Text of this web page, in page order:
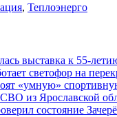
, Теплоэнерго
выставка к 55-
светофор на
«умную»
из Ярославской
состояние